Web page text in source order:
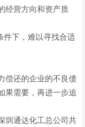
经营方向和资产质
件下，难以寻找合适
偿还的企业的不良债
果需要，再进一步追
圳通达化工总公司共